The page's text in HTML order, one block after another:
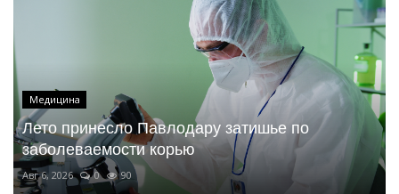
Медицина
Лето принесло Павлодару затишье по
заболеваемости корью
Авг 6, 2026 0 90